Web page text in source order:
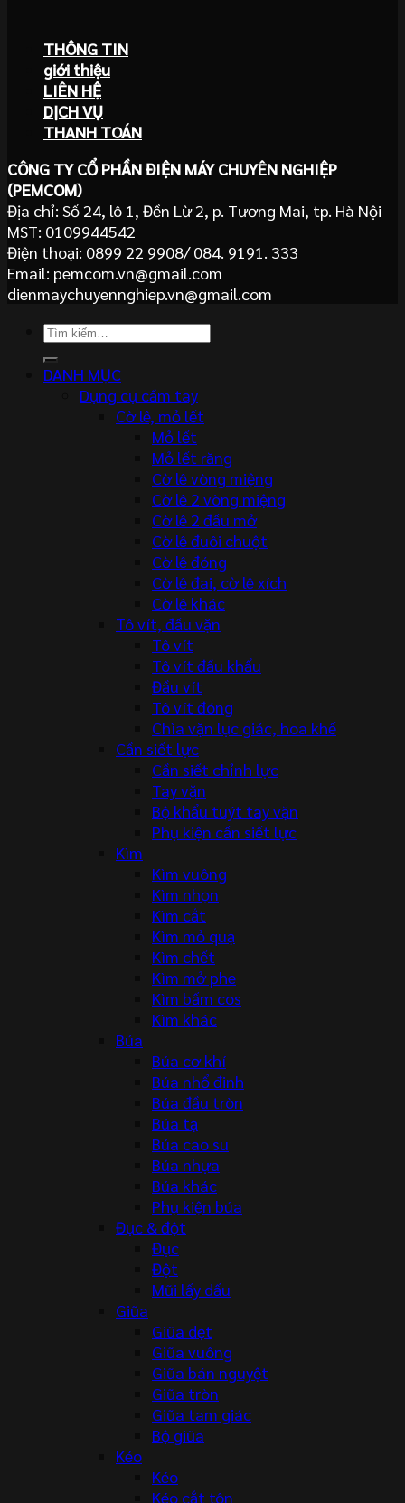
THÔNG TIN
giới thiệu
LIÊN HỆ
DỊCH VỤ
THANH TOÁN
CÔNG TY CỔ PHẦN ĐIỆN MÁY CHUYÊN NGHIỆP
(PEMCOM)
Địa chỉ: Số 24, lô 1, Đền Lừ 2, p. Tương Mai, tp. Hà Nội
MST: 0109944542
Điện thoại: 0899 22 9908/ 084. 9191. 333
Email: pemcom.vn@gmail.com
dienmaychuyennghiep.vn@gmail.com
Tìm
DANH MỤC
Dụng cụ cầm tay
Cờ lê, mỏ lết
Mỏ lết
Mỏ lết răng
Cờ lê vòng miệng
Cờ lê 2 vòng miệng
Cờ lê 2 đầu mở
Cờ lê đuôi chuột
Cờ lê đóng
Cờ lê đai, cờ lê xích
Cờ lê khác
Tô vít, đầu vặn
Tô vít
Tô vít đầu khẩu
Đầu vít
Tô vít đóng
Chìa vặn lục giác, hoa khế
Cần siết lực
Cần siết chỉnh lực
Tay vặn
Bộ khẩu tuýt tay vặn
Phụ kiện cần siết lực
Kìm
Kìm vuông
Kìm nhọn
Kìm cắt
Kìm mỏ quạ
Kìm chết
Kìm mở phe
Kìm bấm cos
Kìm khác
Búa
Búa cơ khí
Búa nhổ đinh
Búa đầu tròn
Búa tạ
Búa cao su
Búa nhựa
Búa khác
Phụ kiện búa
Đục & đột
Đục
Đột
Mũi lấy dấu
Giũa
Giũa dẹt
Giũa vuông
Giũa bán nguyệt
Giũa tròn
Giũa tam giác
Bộ giũa
Kéo
Kéo
Kéo cắt tôn